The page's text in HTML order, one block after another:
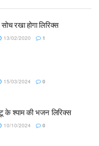
रखा होगा लिरिक्स
13/02/2020 1
15/03/2024 0
के श्याम की भजन लिरिक्स
10/10/2024 0